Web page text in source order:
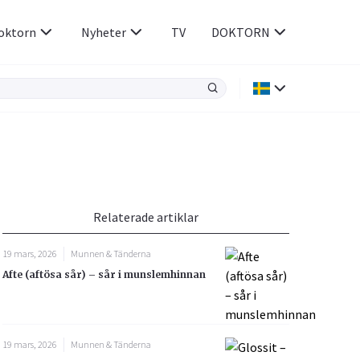
Rörelseapparaten
Sex & Samliv
Sömn & Stress
Nyheter TV DOKTORN
Relaterade artiklar
19 mars, 2026
Munnen & Tänderna
Afte (aftösa sår) – sår i munslemhinnan
19 mars, 2026
Munnen & Tänderna